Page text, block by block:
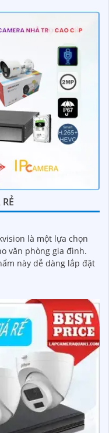
là một lựa chọn
văn phòng gia đình.
này dễ dàng lắp đặt